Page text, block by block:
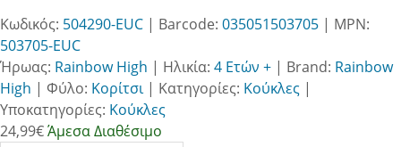
Κωδικός: 504290-EUC | Barcode: 035051503705 | MPN:
503705-EUC
Ήρωας: Rainbow High | Ηλικία: 4 Ετών + | Brand: Rainbow
High | Φύλο: Κορίτσι| Κατηγορίες: Κούκλες |
Υποκατηγορίες: Κούκλες
24,99€Άμεσα Διαθέσιμο